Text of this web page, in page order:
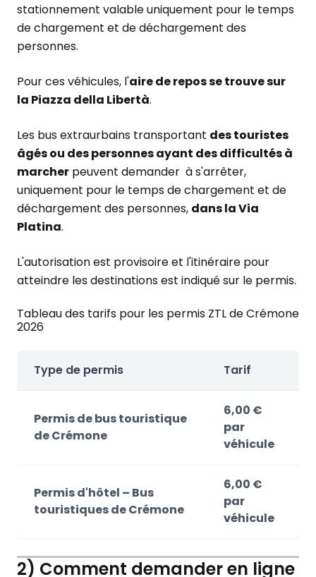
stationnement valable uniquement pour le temps
de chargement et de déchargement des
personnes.
Pour ces véhicules, l'aire de repos se trouve sur
la Piazza della Libertà.
Les bus extraurbains transportant des touristes
âgés ou des personnes ayant des difficultés à
marcher peuvent demander à s'arrêter,
uniquement pour le temps de chargement et de
déchargement des personnes, dans la Via
Platina.
L'autorisation est provisoire et l'itinéraire pour
atteindre les destinations est indiqué sur le permis.
Tableau des tarifs pour les permis ZTL de Crémone
2026
Type de permis Tarif
Permis de bus touristique
de Crémone
6,00 €
par
véhicule
Permis d'hôtel – Bus
touristiques de Crémone
6,00 €
par
véhicule
2) Comment demander en ligne